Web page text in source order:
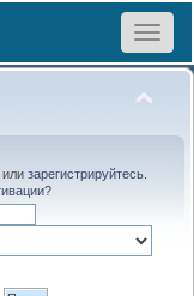
Toggle
зарегистрируйтесь.
?